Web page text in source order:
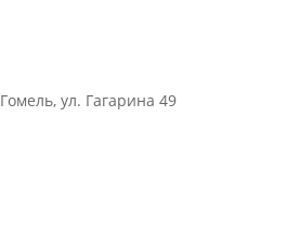
Гомель, ул. Гагарина 49